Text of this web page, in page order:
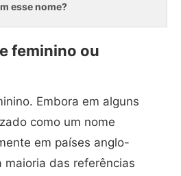
esse nome?
feminino ou
Embora em alguns
como um nome
em países anglo-
maioria das referências